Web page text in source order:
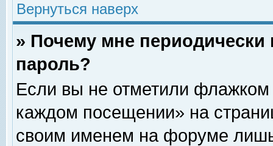
Вернуться наверх
» Почему мне
пароль?
Если вы не отметили флажком
каждом посещении» на
своим именем на форуме